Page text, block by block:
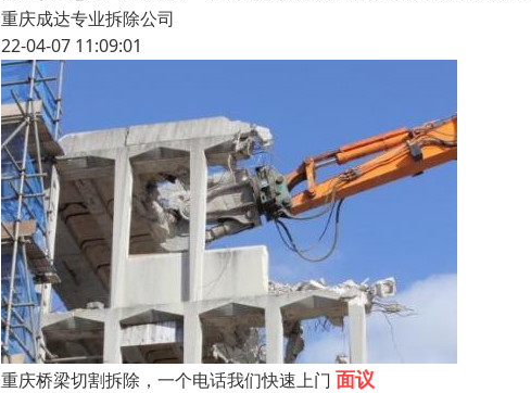
重庆成达专业拆除公司
22-04-07 11:09:01
重庆桥梁切割拆除，一个电话我们快速上门 面议